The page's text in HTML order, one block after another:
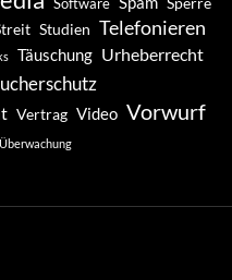
Software Sperre
Studien Telefonieren
Täuschung Urheberrecht
Vertrag Video Vorwurf
Überwachung